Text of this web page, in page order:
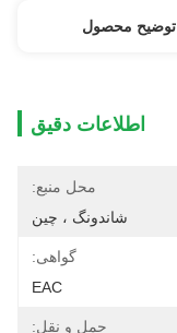
توضیح محصول
اطلاعات دقیق
محل منبع:
شاندونگ ، چین
گواهی:
EAC
حمل و نقل: